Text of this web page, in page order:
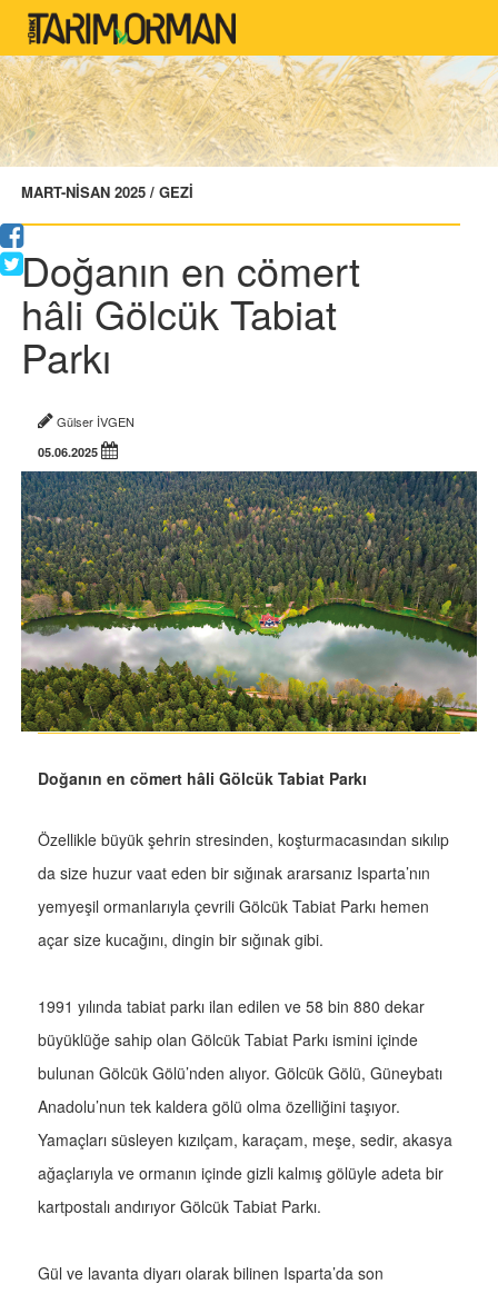
MART-NİSAN 2025 / GEZİ
Doğanın en cömert
hâli Gölcük Tabiat
Parkı
Gülser İVGEN
05.06.2025
Doğanın en cömert hâli Gölcük Tabiat Parkı
Özellikle büyük şehrin stresinden, koşturmacasından sıkılıp
da size huzur vaat eden bir sığınak ararsanız Isparta’nın
yemyeşil ormanlarıyla çevrili Gölcük Tabiat Parkı hemen
açar size kucağını, dingin bir sığınak gibi.
1991 yılında tabiat parkı ilan edilen ve 58 bin 880 dekar
büyüklüğe sahip olan Gölcük Tabiat Parkı ismini içinde
bulunan Gölcük Gölü’nden alıyor. Gölcük Gölü, Güneybatı
Anadolu’nun tek kaldera gölü olma özelliğini taşıyor.
Yamaçları süsleyen kızılçam, karaçam, meşe, sedir, akasya
ağaçlarıyla ve ormanın içinde gizli kalmış gölüyle adeta bir
kartpostalı andırıyor Gölcük Tabiat Parkı.
Gül ve lavanta diyarı olarak bilinen Isparta’da son